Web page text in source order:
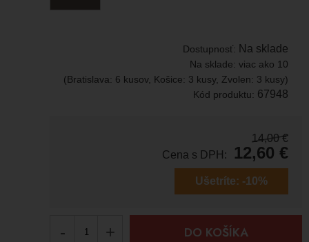
Dostupnosť: Na sklade
Na sklade: viac ako 10
(Bratislava: 6 kusov, Košice: 3 kusy, Zvolen: 3 kusy)
Kód produktu: 67948
14,00 €
Cena s DPH:
12,60 €
Ušetríte: -10%
- + DO KOŠÍKA